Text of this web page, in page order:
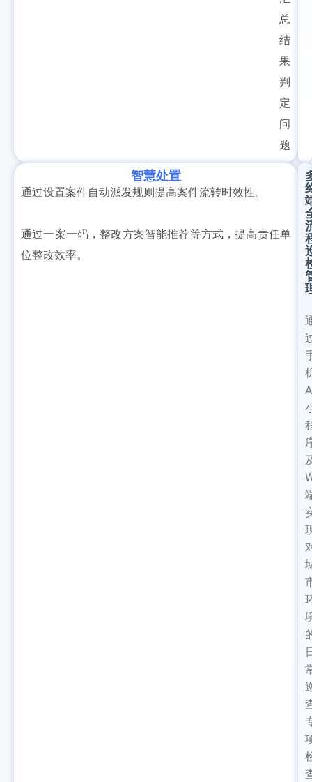
总
结
果
判
定
问
题
智慧处置
通过设置案件自动派发规则提高案件流转时效性。
通过一案一码，整改方案智能推荐等方式，提高责任单
位整改效率。